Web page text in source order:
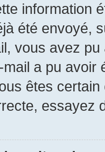
information
été envoyé,
vous avez
mail a pu
êtes
essayez